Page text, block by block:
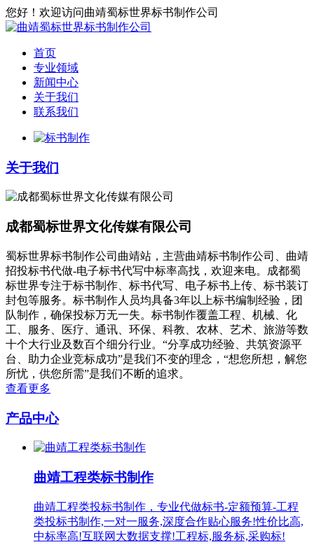
您好！欢迎访问曲靖蜀标世界标书制作公司
首页
专业领域
新闻中心
关于我们
联系我们
关于我们
成都蜀标世界文化传媒有限公司
蜀标世界标书制作公司曲靖站，主营曲靖标书制作公司、曲靖
招投标书代做-电子标书代写中标率高找，欢迎来电。成都蜀
标世界专注于标书制作、标书代写、电子标书上传、标书装订
封包等服务。标书制作人员均具备3年以上标书编制经验，团
队制作，确保投标万无一失。标书制作覆盖工程、机械、化
工、服务、医疗、通讯、环保、科教、农林、艺术、旅游等数
十个大行业及数百个细分行业。“分享成功经验、共筑资源平
台、助力企业竞标成功”是我们不变的理念，“想您所想，解您
所忧，供您所需”是我们不断的追求。
查看更多
产品中心
曲靖工程类标书制作
曲靖工程类投标书制作，专业代做标书-定额预算-工程
类投标书制作,一对一服务,深度合作贴心服务!性价比高,
中标率高!互联网大数据支撑!工程标,服务标,采购标!